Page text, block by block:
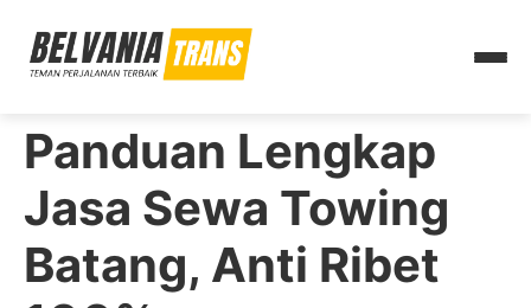
Panduan Lengkap
Jasa Sewa Towing
Batang, Anti Ribet